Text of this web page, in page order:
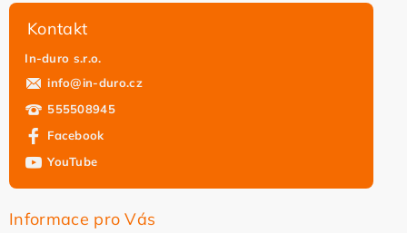
Kontakt
In-duro s.r.o.
info@in-duro.cz
555508945
Facebook
YouTube
Informace pro Vás